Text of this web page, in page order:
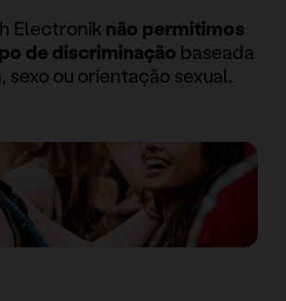
Electronik não permitimos
de discriminação baseada
sexo ou orientação sexual.